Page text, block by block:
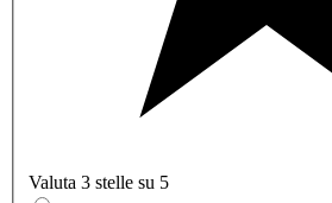
Valuta 3 stelle su 5